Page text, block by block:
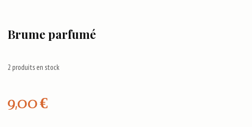
Brume parfumé
9,00€
2 produits en stock